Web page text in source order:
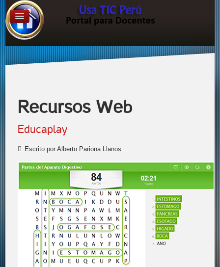
Recursos Web
Educaplay
Escrito por Alberto Pariona Llanos